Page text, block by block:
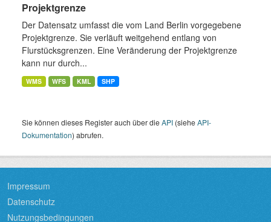
Projektgrenze
Der Datensatz umfasst die vom Land Berlin vorgegebene
Projektgrenze. Sie verläuft weitgehend entlang von
Flurstücksgrenzen. Eine Veränderung der Projektgrenze
kann nur durch...
WMS WFS KML SHP
Sie können dieses Register auch über dieAPI (sieheAPI-
Dokumentation) abrufen.
Impressum
Datenschutz
Nutzungsbedingungen